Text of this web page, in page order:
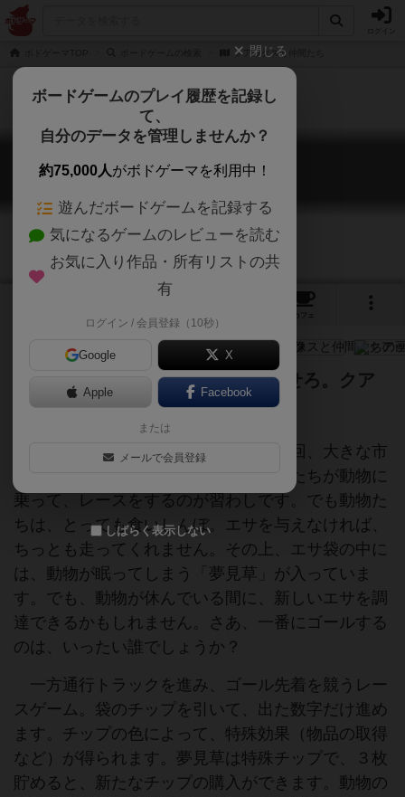
クアックスと仲間たち
クアックスと仲間たち
Quacks & Co.: Quedlinburg Dash
カフェ
袋からエサを引いて、動物を走らせろ。クア
ックサルバーなレースゲーム。
クェドリンブルクの町では、年に１回、大きな市
が開かれます。この市の前には、子供たちが動物に
乗って、レースをするのが習わしです。でも動物た
ちは、とっても食いしんぼ。エサを与えなければ、
ちっとも走ってくれません。その上、エサ袋の中に
は、動物が眠ってしまう「夢見草」が入っていま
す。でも、動物が休んでいる間に、新しいエサを調
達できるかもしれません。さあ、一番にゴールする
のは、いったい誰でしょうか？
一方通行トラックを進み、ゴール先着を競うレー
スゲーム。袋のチップを引いて、出た数字だけ進め
ます。チップの色によって、特殊効果（物品の取得
など）が得られます。夢見草は特殊チップで、３枚
貯めると、新たなチップの購入ができます。動物の
閉じる
ボードゲームのプレイ履歴を記録し
て、
自分のデータを管理しませんか？
約75,000人がボドゲーマを利用中！
遊んだボードゲームを記録する
気になるゲームのレビューを読む
お気に入り作品・所有リストの共
有
ログイン / 会員登録（10秒）
Google X
Apple Facebook
または
メールで会員登録
しばらく表示しない